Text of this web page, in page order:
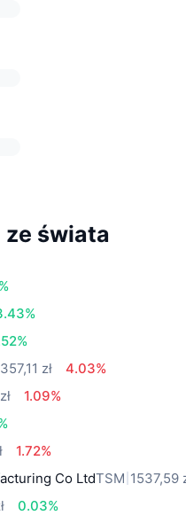
świata
zł
4.03%
1.09%
1.72%
Co LtdTSM 1537,59
0.03%